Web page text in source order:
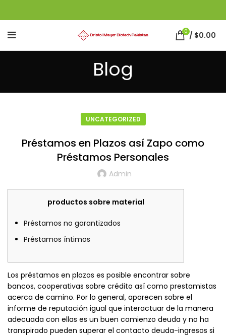
0 / $0.00
Blog
UNCATEGORIZED
Préstamos en Plazos así­ Zapo como
Préstamos Personales
Admin
productos sobre material
Préstamos no garantizados
Préstamos íntimos
Los préstamos en plazos es posible encontrar sobre
bancos, cooperativas sobre crédito así­ como prestamistas
acerca de camino. Por lo general, aparecen sobre el
informe de reputación igual que interactuar de la manera
adecuada con ellas es un buen comienzo deuda y no ha
transpirado pueden superar el contacto deuda-ingresos si